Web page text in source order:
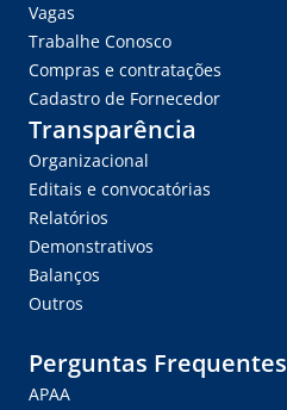
Vagas
Trabalhe Conosco
Compras e contratações
Cadastro de Fornecedor
Transparência
Organizacional
Editais e convocatórias
Relatórios
Demonstrativos
Balanços
Outros
Perguntas Frequentes
APAA